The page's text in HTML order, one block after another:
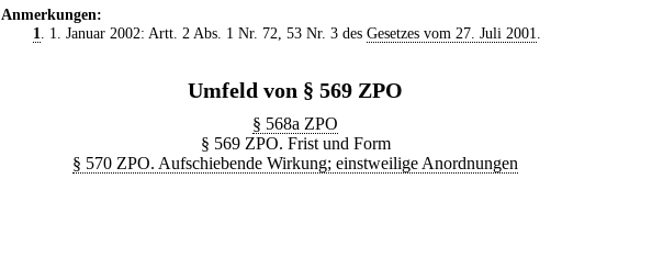
Anmerkungen:
1. 1. Januar 2002: Artt. 2 Abs. 1 Nr. 72, 53 Nr. 3 des Gesetzes vom 27. Juli 2001.
Umfeld von § 569 ZPO
§ 568a ZPO
§ 569 ZPO. Frist und Form
§ 570 ZPO. Aufschiebende Wirkung; einstweilige Anordnungen